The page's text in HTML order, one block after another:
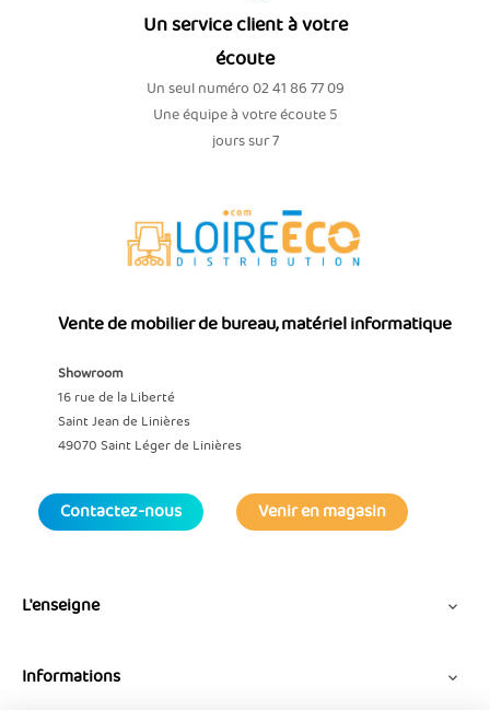
Un service client à votre
écoute
Un seul numéro 02 41 86 77 09
Une équipe à votre écoute 5
jours sur 7
Vente de mobilier de bureau, matériel informatique
Showroom
16 rue de la Liberté
Saint Jean de Linières
49070 Saint Léger de Linières
Contactez-nous Venir en magasin
L'enseigne 
Informations 